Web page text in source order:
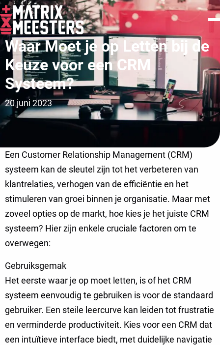
Waar Moet je op Letten bij de
Keuze voor een CRM
Systeem?
20 juni 2023
Een Customer Relationship Management (CRM)
systeem kan de sleutel zijn tot het verbeteren van
klantrelaties, verhogen van de efficiëntie en het
stimuleren van groei binnen je organisatie. Maar met
zoveel opties op de markt, hoe kies je het juiste CRM
systeem? Hier zijn enkele cruciale factoren om te
overwegen:
Gebruiksgemak
Het eerste waar je op moet letten, is of het CRM
systeem eenvoudig te gebruiken is voor de standaard
gebruiker. Een steile leercurve kan leiden tot frustratie
en verminderde productiviteit. Kies voor een CRM dat
een intuïtieve interface biedt, met duidelijke navigatie